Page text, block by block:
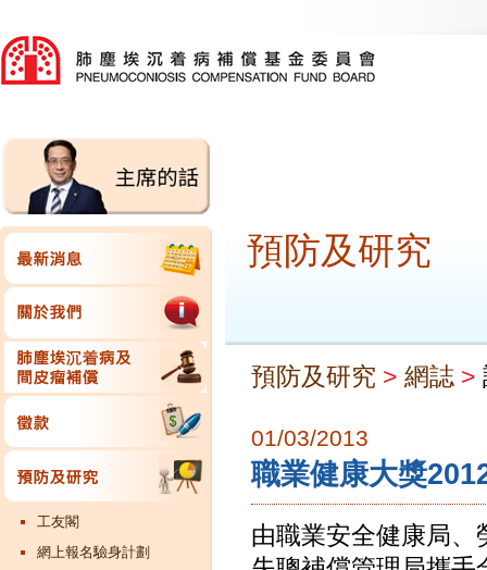
工友閣
網上報名驗身計劃
預防及研究
預防及研究 > 網誌 >
01/03/2013
職業健康大獎
由職業安全健康局、